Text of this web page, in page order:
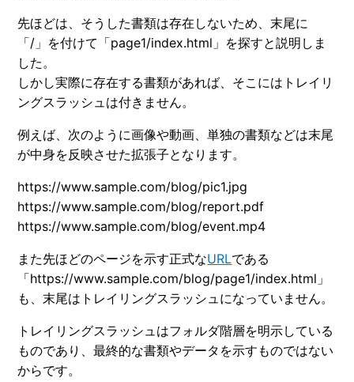
先ほどは、そうした書類は存在しないため、末尾に
「/」を付けて「page1/index.html」を探すと説明しま
した。
しかし実際に存在する書類があれば、そこにはトレイリ
ングスラッシュは付きません。
例えば、次のように画像や動画、単独の書類などは末尾
が中身を反映させた拡張子となります。
https://www.sample.com/blog/pic1.jpg
https://www.sample.com/blog/report.pdf
https://www.sample.com/blog/event.mp4
また先ほどのページを示す正式なURLである
「https://www.sample.com/blog/page1/index.html」
も、末尾はトレイリングスラッシュになっていません。
トレイリングスラッシュはフォルダ階層を明示している
ものであり、最終的な書類やデータを示すものではない
からです。